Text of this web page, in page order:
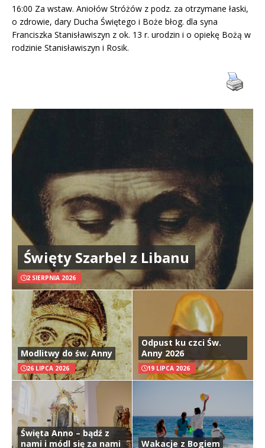
16:00 Za wstaw. Aniołów Stróżów z podz. za otrzymane łaski,
o zdrowie, dary Ducha Świętego i Boże błog. dla syna
Franciszka Stanisławiszyn z ok. 13 r. urodzin i o opiekę Bożą w
rodzinie Stanisławiszyn i Rosik.
Święty Szarbel z Libanu
2 SIERPNIA 2026
Modlitwy do św. Anny
26 LIPCA 2026
Odpust ku czci Św.
Anny 2026
19 LIPCA 2026
Święta Anno – bądź z
nami i módl się za nami
Wakacje z Bogiem